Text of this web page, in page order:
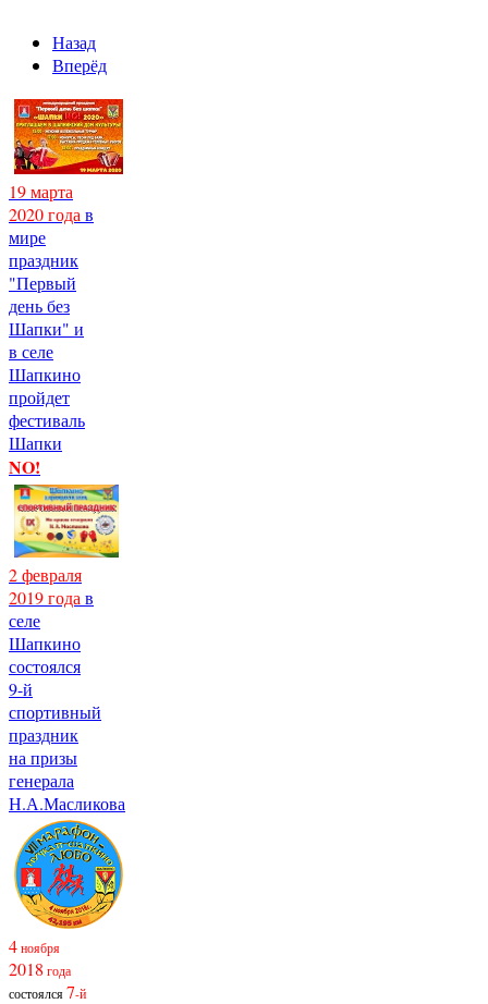
Назад
Вперёд
19 марта
2020 года в
мире
праздник
"Первый
день без
Шапки" и
в селе
Шапкино
пройдет
фестиваль
Шапки
NO!
2 февраля
2019 года в
селе
Шапкино
состоялся
9-й
спортивный
праздник
на призы
генерала
Н.А.Масликова
4ноября
2018 года
состоялся7-й